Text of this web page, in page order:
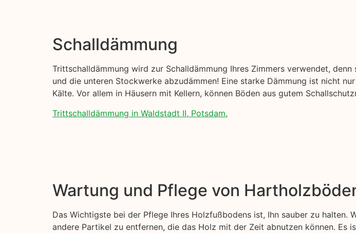
Schalldämmung
Trittschalldämmung wird zur Schalldämmung Ihres Zimmers verwendet,
und die unteren Stockwerke abzudämmen! Eine starke Dämmung ist nicht
Kälte. Vor allem in Häusern mit Kellern, können Böden aus gutem
Trittschalldämmung in Waldstadt II, Potsdam.
Wartung und Pflege von
Das Wichtigste bei der Pflege Ihres Holzfußbodens ist, Ihn sauber zu halten.
andere Partikel zu entfernen, die das Holz mit der Zeit abnutzen können. Es